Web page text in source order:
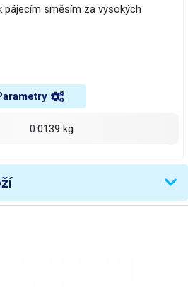
pájecím směsím za vysokých
0.0139 kg